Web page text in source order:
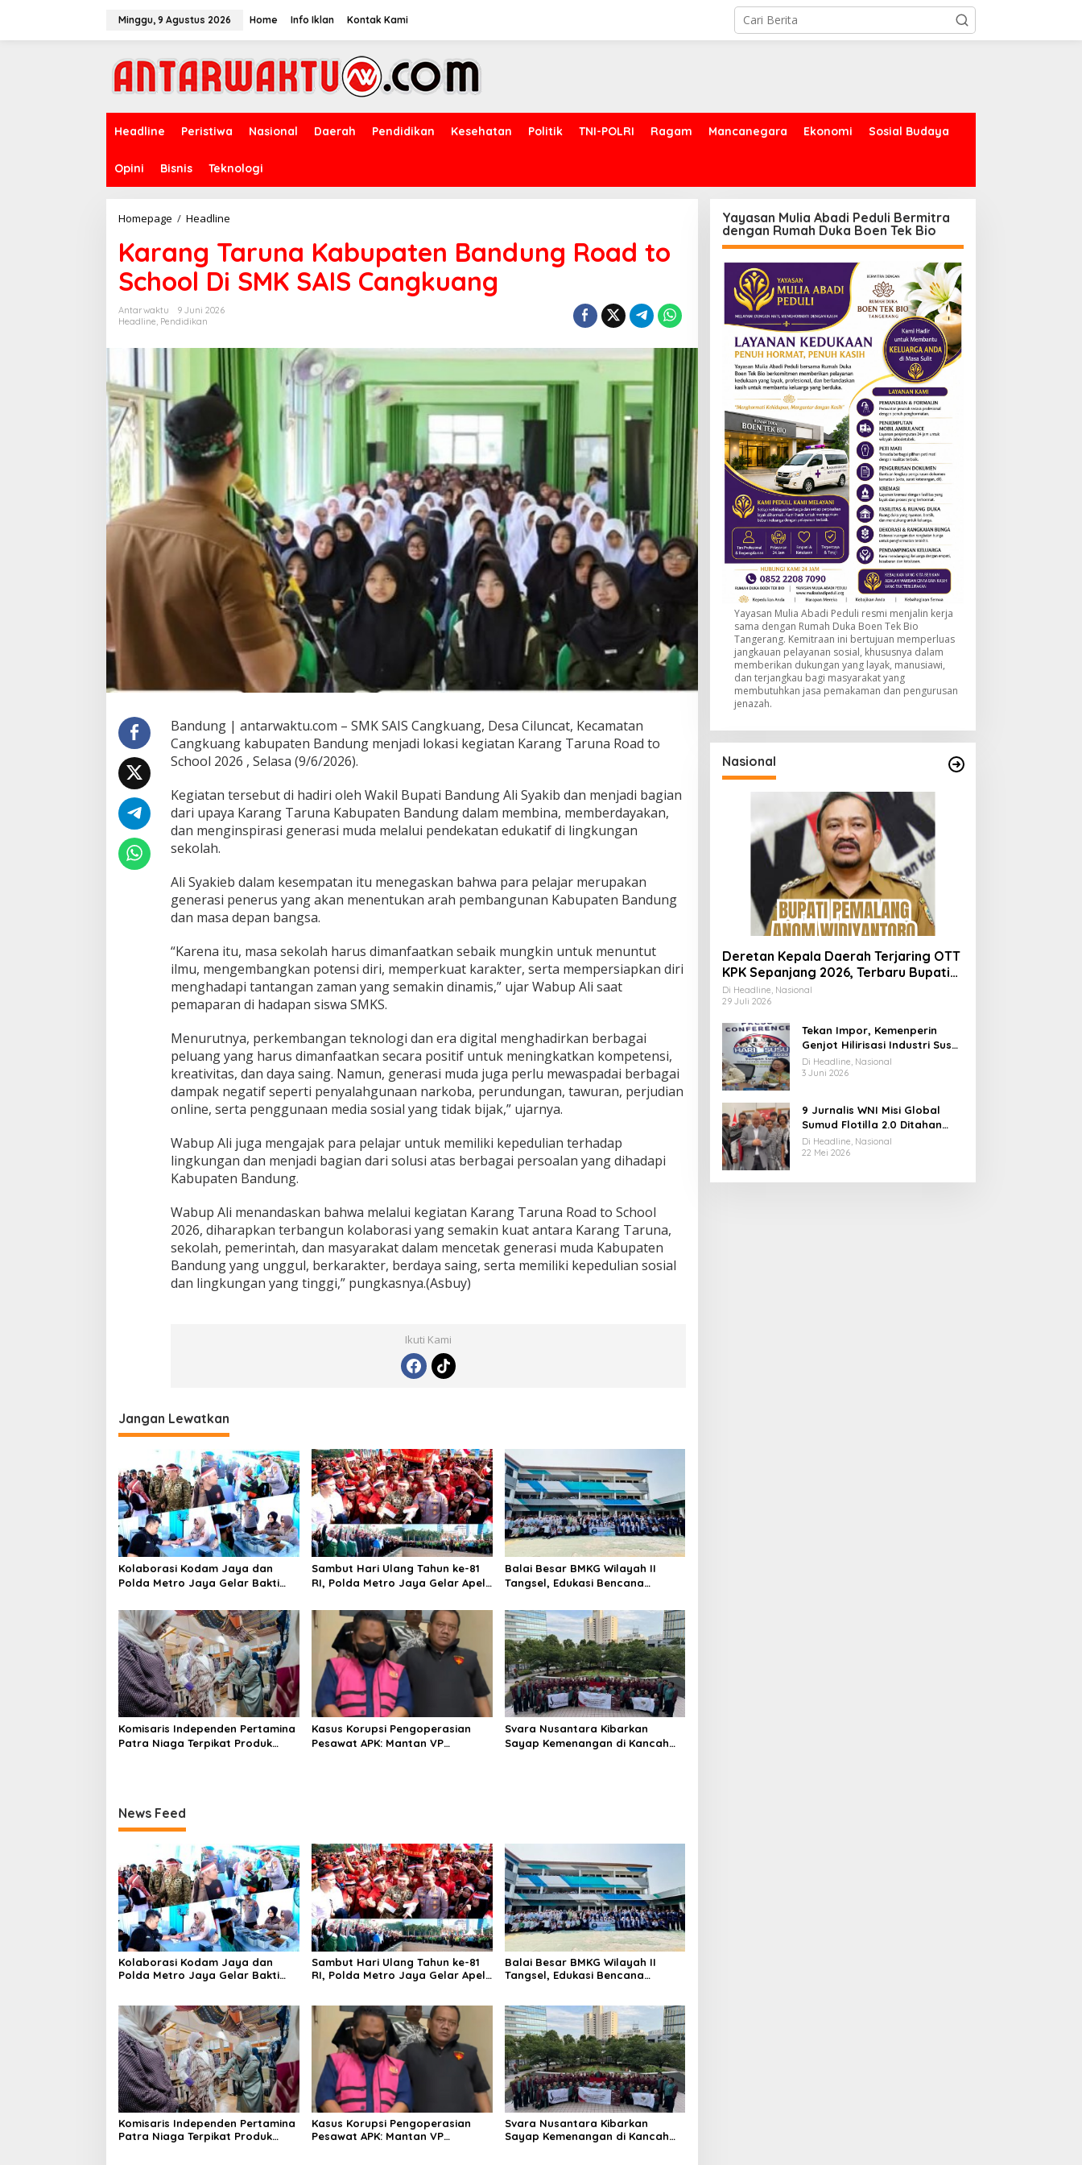
Minggu, 9 Agustus 2026 Home Info Iklan Kontak Kami
Headline Peristiwa Nasional Daerah Pendidikan Kesehatan Politik TNI-POLRI Ragam Mancanegara Ekonomi Sosial Budaya
Opini Bisnis Teknologi
Homepage / Headline
Kabupaten
Bandung
Road
to
SAIS
Cangkuang
Karang Taruna Kabupaten Bandung Road to
School Di SMK SAIS Cangkuang
Antarwaktu
9 Juni 2026
Headline, Pendidikan
Bandung | antarwaktu.com – SMK SAIS Cangkuang, Desa Ciluncat, Kecamatan
Cangkuang kabupaten Bandung menjadi lokasi kegiatan Karang Taruna Road to
School 2026 , Selasa (9/6/2026).
Kegiatan tersebut di hadiri oleh Wakil Bupati Bandung Ali Syakib dan menjadi bagian
dari upaya Karang Taruna Kabupaten Bandung dalam membina, memberdayakan,
dan menginspirasi generasi muda melalui pendekatan edukatif di lingkungan
sekolah.
Ali Syakieb dalam kesempatan itu menegaskan bahwa para pelajar merupakan
generasi penerus yang akan menentukan arah pembangunan Kabupaten Bandung
dan masa depan bangsa.
“Karena itu, masa sekolah harus dimanfaatkan sebaik mungkin untuk menuntut
ilmu, mengembangkan potensi diri, memperkuat karakter, serta mempersiapkan diri
menghadapi tantangan zaman yang semakin dinamis,” ujar Wabup Ali saat
pemaparan di hadapan siswa SMKS.
Menurutnya, perkembangan teknologi dan era digital menghadirkan berbagai
peluang yang harus dimanfaatkan secara positif untuk meningkatkan kompetensi,
kreativitas, dan daya saing. Namun, generasi muda juga perlu mewaspadai berbagai
dampak negatif seperti penyalahgunaan narkoba, perundungan, tawuran, perjudian
online, serta penggunaan media sosial yang tidak bijak,” ujarnya.
Wabup Ali juga mengajak para pelajar untuk memiliki kepedulian terhadap
lingkungan dan menjadi bagian dari solusi atas berbagai persoalan yang dihadapi
Kabupaten Bandung.
Wabup Ali menandaskan bahwa melalui kegiatan Karang Taruna Road to School
2026, diharapkan terbangun kolaborasi yang semakin kuat antara Karang Taruna,
sekolah, pemerintah, dan masyarakat dalam mencetak generasi muda Kabupaten
Bandung yang unggul, berkarakter, berdaya saing, serta memiliki kepedulian sosial
dan lingkungan yang tinggi,” pungkasnya.(Asbuy)
Ikuti Kami
Jangan Lewatkan
Kolaborasi Kodam Jaya dan
Polda Metro Jaya Gelar Bakti
Sambut Hari Ulang Tahun ke-81
RI, Polda Metro Jaya Gelar Apel
Balai Besar BMKG Wilayah II
Tangsel, Edukasi Bencana
kepada pelajar UPTD SMPN 23
Komisaris Independen Pertamina
Patra Niaga Terpikat Produk
Kasus Korupsi Pengoperasian
Pesawat APK: Mantan VP
Svara Nusantara Kibarkan
Sayap Kemenangan di Kancah
News Feed
Kolaborasi Kodam Jaya dan
Polda Metro Jaya Gelar Bakti
Sambut Hari Ulang Tahun ke-81
RI, Polda Metro Jaya Gelar Apel
Balai Besar BMKG Wilayah II
Tangsel, Edukasi Bencana
Komisaris Independen Pertamina
Patra Niaga Terpikat Produk
Kasus Korupsi Pengoperasian
Pesawat APK: Mantan VP
Svara Nusantara Kibarkan
Sayap Kemenangan di Kancah
Yayasan Mulia Abadi Peduli Bermitra
dengan Rumah Duka Boen Tek Bio
Yayasan Mulia Abadi Peduli resmi menjalin kerja
sama dengan Rumah Duka Boen Tek Bio
Tangerang. Kemitraan ini bertujuan memperluas
jangkauan pelayanan sosial, khususnya dalam
memberikan dukungan yang layak, manusiawi,
dan terjangkau bagi masyarakat yang
membutuhkan jasa pemakaman dan pengurusan
jenazah.
Nasional
Deretan Kepala Daerah Terjaring OTT
KPK Sepanjang 2026, Terbaru Bupati
Pemalang Anom Widiyantoro
Di Headline, Nasional
29 Juli 2026
Tekan Impor, Kemenperin
Genjot Hilirisasi Industri Susu
Lewat Momen Hari Susu
Nusantara 2026
Di Headline, Nasional
3 Juni 2026
9 Jurnalis WNI Misi Global
Sumud Flotilla 2.0 Ditahan
Militer Israel, Kini Dibebaskan
dan Dievakuasi ke Istanbul
Di Headline, Nasional
22 Mei 2026